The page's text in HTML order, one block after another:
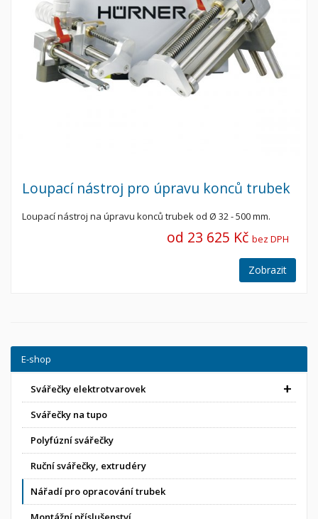
Loupací nástroj pro úpravu konců trubek
Loupací nástroj na úpravu konců trubek od Ø 32 - 500 mm.
od 23 625 Kč bez DPH
Zobrazit
E-shop
Svářečky elektrotvarovek
Svářečky na tupo
Polyfúzní svářečky
Ruční svářečky, extrudéry
Nářadí pro opracování trubek